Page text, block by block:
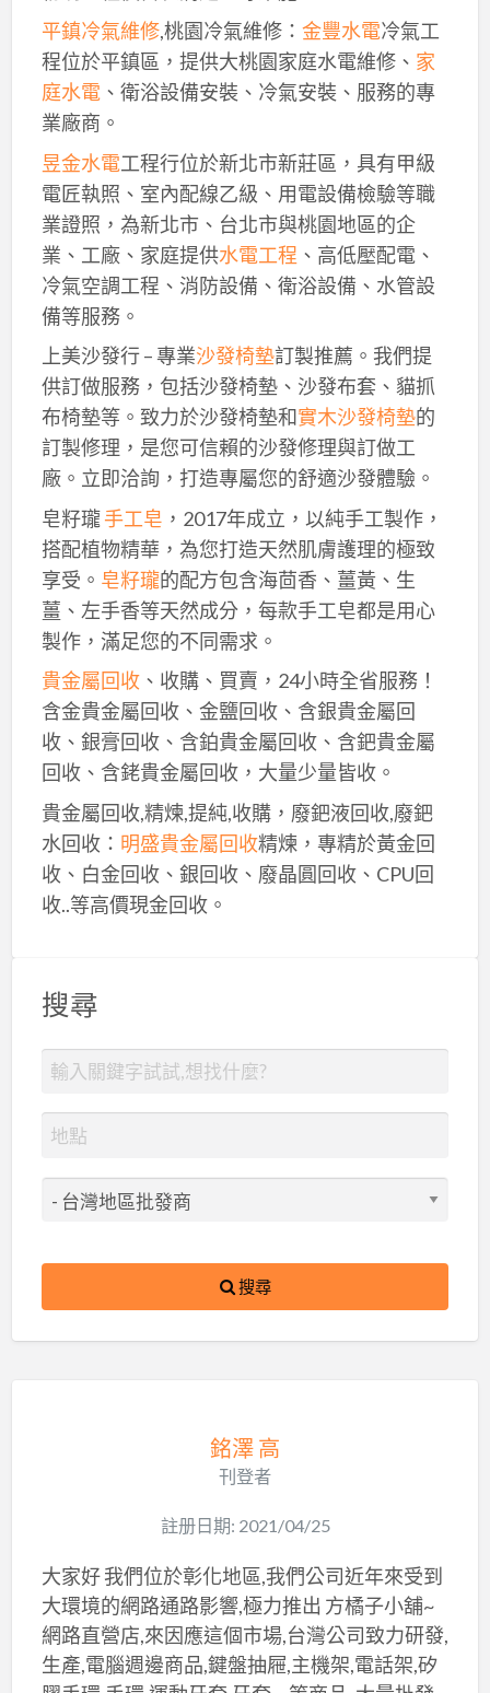
平鎮冷氣維修,桃園冷氣維修： 金豐水電冷氣工
程位於平鎮區，提供大桃園家庭水電維修、 家
庭水電、衛浴設備安裝、冷氣安裝、服務的專
業廠商。
昱金水電工程行位於新北市新莊區，具有甲級
電匠執照、室內配線乙級、用電設備檢驗等職
業證照，為新北市、台北市與桃園地區的企
業、工廠、家庭提供水電工程 、高低壓配電、
冷氣空調工程、消防設備、衛浴設備、水管設
備等服務。
上美沙發行 – 專業沙發椅墊訂製推薦。我們提
供訂做服務，包括沙發椅墊、沙發布套、貓抓
布椅墊等。致力於沙發椅墊和實木沙發椅墊的
訂製修理，是您可信賴的沙發修理與訂做工
廠。立即洽詢，打造專屬您的舒適沙發體驗。
皂籽瓏手工皂 ，2017年成立，以純手工製作，
搭配植物精華，為您打造天然肌膚護理的極致
享受。 皂籽瓏的配方包含海茴香、薑黃、生
薑、左手香等天然成分，每款手工皂都是用心
製作，滿足您的不同需求。
貴金屬回收、收購、買賣，24小時全省服務！
含金貴金屬回收、金鹽回收、含銀貴金屬回
收、銀膏回收、含鉑貴金屬回收、含鈀貴金屬
回收、含銠貴金屬回收，大量少量皆收。
貴金屬回收,精煉,提純,收購，廢鈀液回收,廢鈀
水回收： 明盛貴金屬回收精煉，專精於黃金回
收、白金回收、銀回收、廢晶圓回收、CPU回
收..等高價現金回收。
搜尋
搜尋
銘澤 高
刊登者
註册日期: 2021/04/25
大家好 我們位於彰化地區,我們公司近年來受到
大環境的網路通路影響,極力推出 方橘子小舖~
網路直營店,來因應這個市場,台灣公司致力研發,
生產,電腦週邊商品,鍵盤抽屜,主機架,電話架,矽